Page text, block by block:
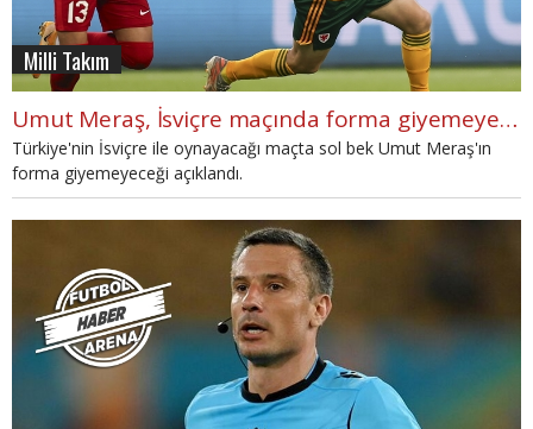
Milli Takım
Umut Meraş, İsviçre maçında forma giyemeyecek
Türkiye'nin İsviçre ile oynayacağı maçta sol bek Umut Meraş'ın
forma giyemeyeceği açıklandı.